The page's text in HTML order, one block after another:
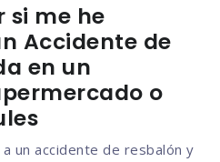
si me he
Accidente de
en un
o
un accidente de resbalón y